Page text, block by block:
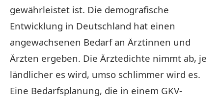
gewährleistet ist. Die demografische
Entwicklung in Deutschland hat einen
angewachsenen Bedarf an Ärztinnen und
Ärzten ergeben. Die Ärztedichte nimmt ab, je
ländlicher es wird, umso schlimmer wird es.
Eine Bedarfsplanung, die in einem GKV-